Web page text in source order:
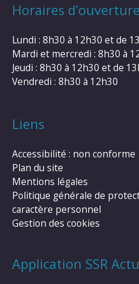
Horaires
Lundi : 8h30 à 12h30 et de
Mardi et mercredi : 8h30 à
Jeudi : 8h30 à 12h30 et de
Vendredi : 8h30 à 12h30
Liens
Accessibilité : non conforme
Plan du site
Mentions légales
Politique générale de
caractère personnel
Gestion des cookies
Application SSR